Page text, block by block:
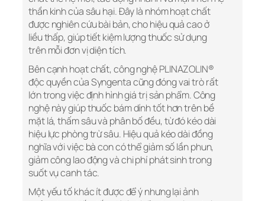
thần kinh của sâu hại. Đây là nhóm hoạt chất
được nghiên cứu bài bản, cho hiệu quả cao ở
liều thấp, giúp tiết kiệm lượng thuốc sử dụng
trên mỗi đơn vị diện tích.
Bên cạnh hoạt chất, công nghệ PLINAZOLIN®
độc quyền của Syngenta cũng đóng vai trò rất
lớn trong việc định hình giá trị sản phẩm. Công
nghệ này giúp thuốc bám dính tốt hơn trên bề
mặt lá, thấm sâu và phân bố đều, từ đó kéo dài
hiệu lực phòng trừ sâu. Hiệu quả kéo dài đồng
nghĩa với việc bà con có thể giảm số lần phun,
giảm công lao động và chi phí phát sinh trong
suốt vụ canh tác.
Một yếu tố khác ít được để ý nhưng lại ảnh